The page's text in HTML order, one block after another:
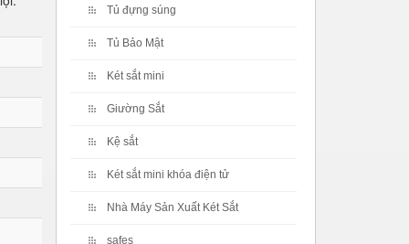
Tủ đựng súng
Tủ Bảo Mật
Két sắt mini
Giường Sắt
Kệ sắt
Két sắt mini khóa điện tử
Nhà Máy Sản Xuất Két Sắt
safes